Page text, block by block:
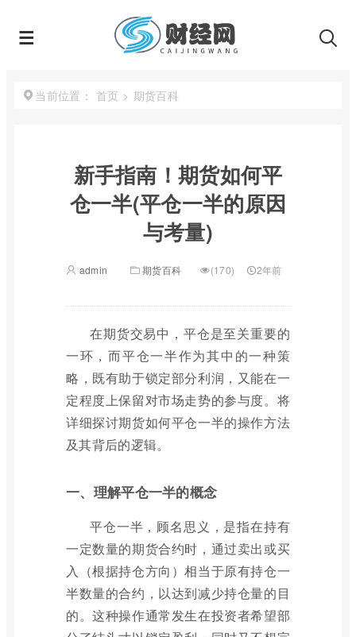
当前位置： 首页 > 期货百科
新手指南！期货如何平
仓一半(平仓一半的原因
与考量)
admin 期货百科 (170) 2年前
在期货交易中，平仓是至关重要的
一环，而平仓一半作为其中的一种策
略，既有助于锁定部分利润，又能在一
定程度上保留对市场走势的参与度。将
详细探讨期货如何平仓一半的操作方法
及其背后的逻辑。
一、理解平仓一半的概念
平仓一半，顾名思义，是指在持有
一定数量的期货合约时，通过卖出或买
入（根据持仓方向）相当于原有持仓一
半数量的合约，以达到减少持仓量的目
的。这种操作通常发生在投资者希望部